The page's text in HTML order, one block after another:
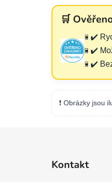
🛒
✔️
✔️
✔️
❗ Obrázky jsou
Kontakt